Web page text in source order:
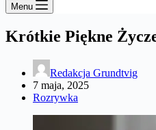
Menu
Krótkie Piękne
Redakcja Grundtvig
7 maja, 2025
Rozrywka